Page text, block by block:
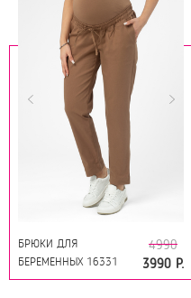
БРЮКИ ДЛЯ
БЕРЕМЕННЫХ 16331
КОРИЦА
4990
3990 Р.